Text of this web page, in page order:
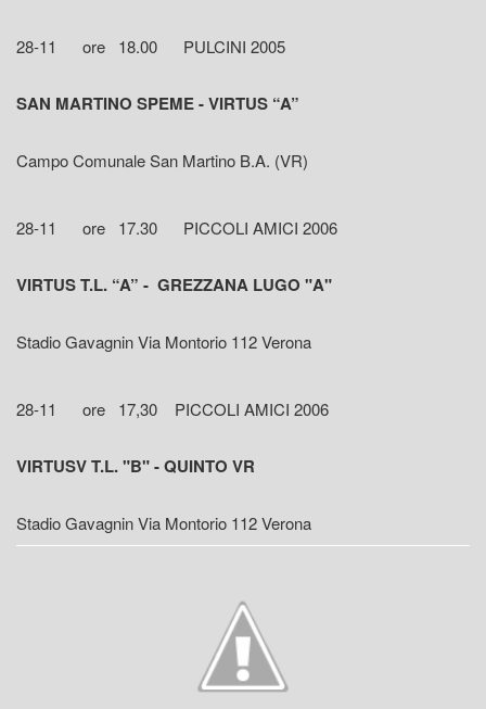
28-11 ore 18.00 PULCINI 2005
SAN MARTINO SPEME - VIRTUS “A”
Campo Comunale San Martino B.A. (VR)
28-11 ore 17.30 PICCOLI AMICI 2006
VIRTUS T.L. “A” - GREZZANA LUGO "A"
Stadio Gavagnin Via Montorio 112 Verona
28-11 ore 17,30 PICCOLI AMICI 2006
VIRTUSV T.L. "B" - QUINTO VR
Stadio Gavagnin Via Montorio 112 Verona